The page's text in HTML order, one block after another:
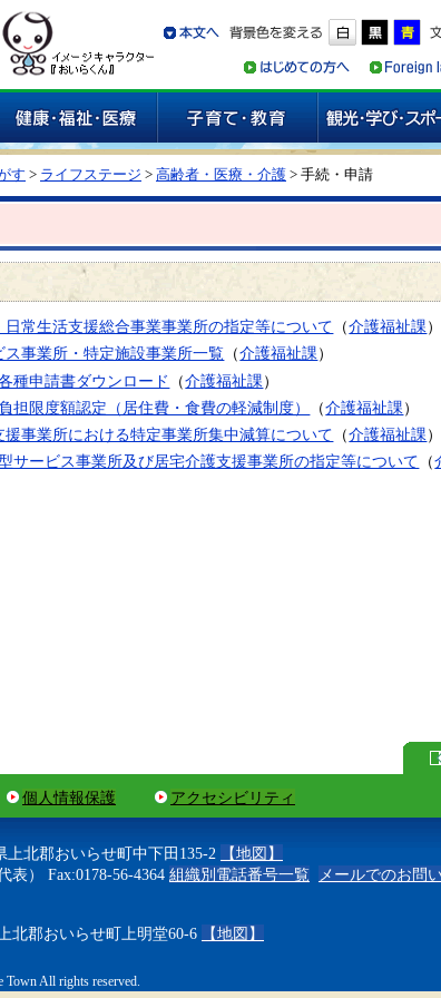
す > ライフステージ > 高齢者・医療・介護 > 手続・申請
日常生活支援総合事業事業所の指定等について （介護福祉課）
ス事業所・特定施設事業所一覧 （介護福祉課）
種申請書ダウンロード （介護福祉課）
担限度額認定（居住費・食費の軽減制度） （介護福祉課）
援事業所における特定事業所集中減算について （介護福祉課）
サービス事業所及び居宅介護支援事業所の指定等について （
個人情報保護 アクセシビリティ
北郡おいらせ町中下田135-2
【地図】
表） Fax:0178-56-4364 組織別電話番号一覧
メールでのお問
北郡おいらせ町上明堂60-6
【地図】
All rights reserved.